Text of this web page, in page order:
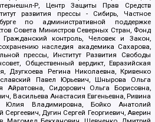
Р, Центр Защиты Прав Средств
развития прессы - Сибирь, Частное
по административной поддержке
Совета Министров Северных Стран, Фонд
контроль, Человек и Закон,
наследия академика Сахарова,
прессы, Институт Развития Свободы
Общественный вердикт, Евразийская
Дзугкоева Регина Николаевна, Кривенко
Павел Юрьевич, Шнырова Ольга
Сидорович Ольга Борисовна,
Васильева Анастасия Евгеньевна, Ривина
Юлия Владимировна, Бойко Анатолий
Дугин Сергей Георгиевич, Аверин